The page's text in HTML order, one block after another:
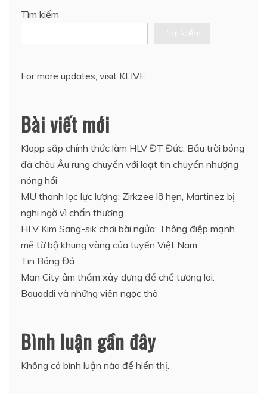
Tìm kiếm
Tìm kiếm
For more updates, visit KLIVE
Bài viết mới
Klopp sắp chính thức làm HLV ĐT Đức: Bầu trời bóng
đá châu Âu rung chuyển với loạt tin chuyển nhượng
nóng hổi
MU thanh lọc lực lượng: Zirkzee lỡ hẹn, Martinez bị
nghi ngờ vì chấn thương
HLV Kim Sang-sik chơi bài ngửa: Thông điệp mạnh
mẽ từ bộ khung vàng của tuyển Việt Nam
Tin Bóng Đá
Man City âm thầm xây dựng đế chế tương lai:
Bouaddi và những viên ngọc thô
Bình luận gần đây
Không có bình luận nào để hiển thị.